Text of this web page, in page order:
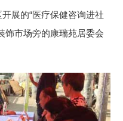
展的“医疗保健咨询进社
饰市场旁的康瑞苑居委会